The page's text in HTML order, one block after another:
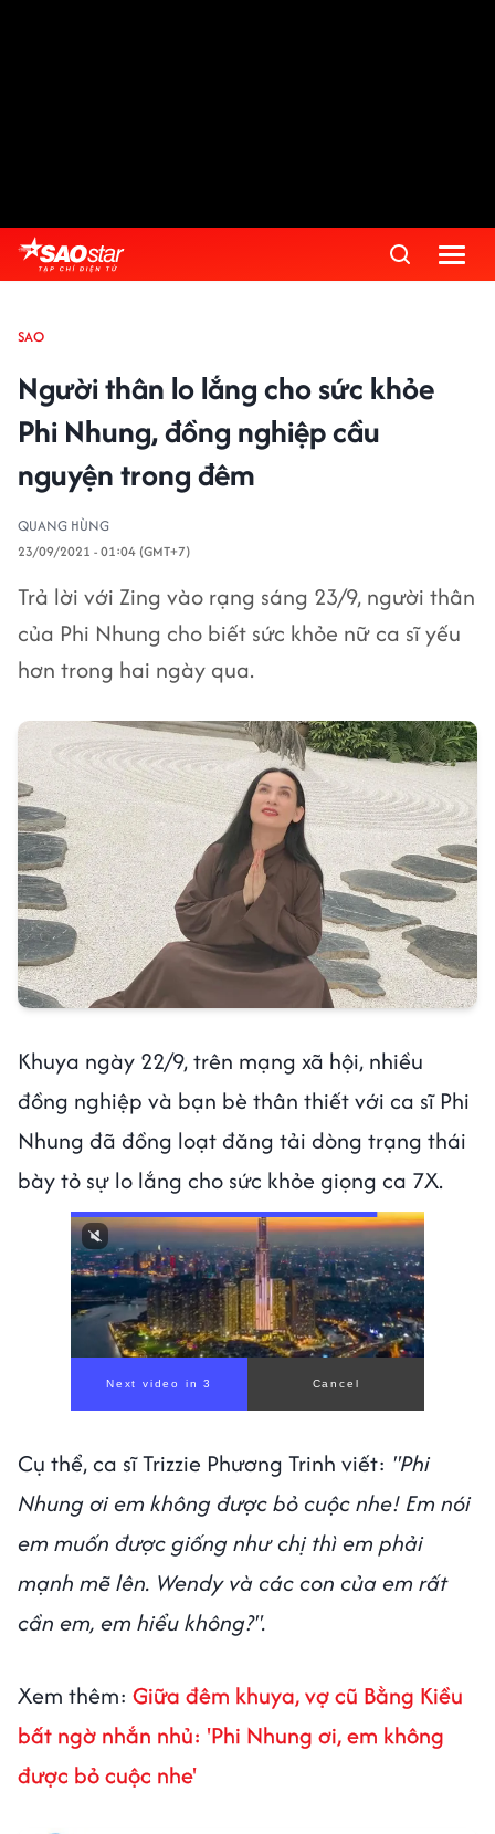
SAO
Người thân lo lắng cho sức khỏe
Phi Nhung, đồng nghiệp cầu
nguyện trong đêm
QUANG HÙNG
23/09/2021 - 01:04 (GMT+7)
Trả lời với Zing vào rạng sáng 23/9, người thân
của Phi Nhung cho biết sức khỏe nữ ca sĩ yếu
hơn trong hai ngày qua.
Khuya ngày 22/9, trên mạng xã hội, nhiều
đồng nghiệp và bạn bè thân thiết với ca sĩ Phi
Nhung đã đồng loạt đăng tải dòng trạng thái
bày tỏ sự lo lắng cho sức khỏe giọng ca 7X.
00:00/ 01:05
Cụ thể, ca sĩ Trizzie Phương Trinh viết: "Phi
Nhung ơi em không được bỏ cuộc nhe! Em nói
em muốn được giống như chị thì em phải
mạnh mẽ lên. Wendy và các con của em rất
cần em, em hiểu không?".
Xem thêm: Giữa đêm khuya, vợ cũ Bằng Kiều
bất ngờ nhắn nhủ: 'Phi Nhung ơi, em không
được bỏ cuộc nhe'